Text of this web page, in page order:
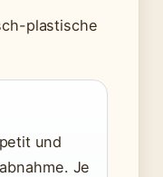
plastische
und
Je